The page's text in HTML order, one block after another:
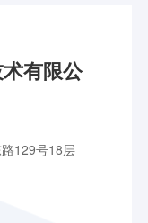
有限公
129号18层